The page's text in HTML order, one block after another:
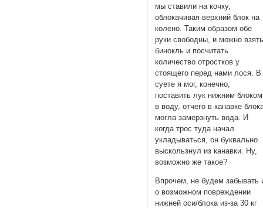
мы ставили на кочку,
облокачивая верхний блок на
колено. Таким образом обе
руки свободны, и можно
бинокль и посчитать
количество отростков у
стоящего перед нами лося. В
суете я мог, конечно,
поставить лук нижним блоком
в воду, отчего в канавке
могла замерзнуть вода. И
когда трос туда начал
укладываться, он буквально
выскользнул из канавки. Ну,
возможно же такое?
Впрочем, не будем забывать
о возможном повреждении
нижней оси/блока из-за 30 кг